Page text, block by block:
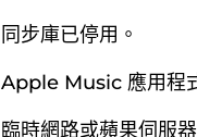
同步庫已停用。
Apple Music 應用程
臨時網路或蘋果伺服